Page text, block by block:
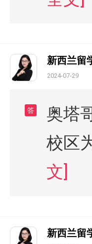
新西兰留
2024-07-29
答
奥塔
校区
文]
新西兰留